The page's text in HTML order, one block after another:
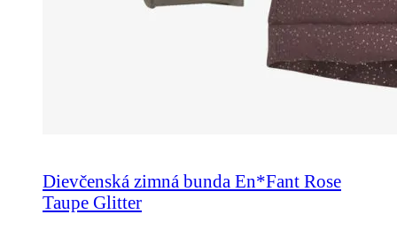
Dievčenská zimná bunda En*Fant Rose
Taupe Glitter